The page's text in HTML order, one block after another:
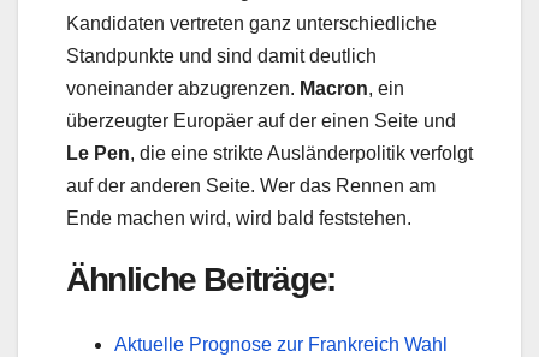
Kandidaten vertreten ganz unterschiedliche
Standpunkte und sind damit deutlich
voneinander abzugrenzen. Macron, ein
überzeugter Europäer auf der einen Seite und
Le Pen, die eine strikte Ausländerpolitik verfolgt
auf der anderen Seite. Wer das Rennen am
Ende machen wird, wird bald feststehen.
Ähnliche Beiträge:
Aktuelle Prognose zur Frankreich Wahl